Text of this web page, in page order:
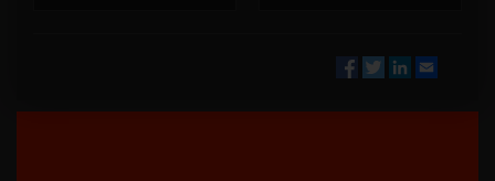
Email
LinkedIn
Twitter
Facebook